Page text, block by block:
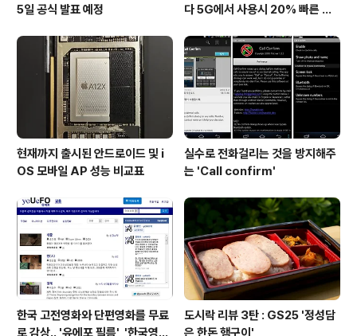
5일 공식 발표 예정
다 5G에서 사용시 20% 빠른 배
현재까지 출시된 안드로이드 및 i
OS 모바일 AP 성능 비교표
실수로 전화걸리는 것을 방지해주
는 'Call confirm'
한국 고전영화와 단편영화를 무료
도시락 리뷰 3탄 : GS25 '정성담